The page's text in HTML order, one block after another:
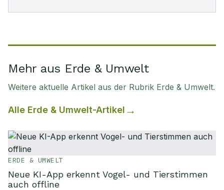
Mehr aus Erde & Umwelt
Weitere aktuelle Artikel aus der Rubrik Erde & Umwelt.
Alle Erde & Umwelt-Artikel
ERDE & UMWELT
Neue KI-App erkennt Vogel- und Tierstimmen
auch offline